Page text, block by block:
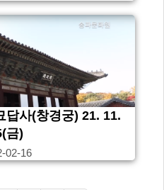
답사(창경궁) 21. 11.
금)
02-16